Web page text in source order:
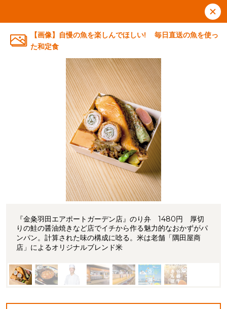
【画像】自慢の魚を楽しんでほしい! 毎日直送の魚を使っ
た和定食
『金粂羽田エアポートガーデン店』のり弁 1480円 厚切
りの鮭の醤油焼きなど店でイチから作る魅力的なおかずがパ
ンパン。計算された味の構成に唸る。米は老舗「隅田屋商
店」によるオリジナルブレンド米